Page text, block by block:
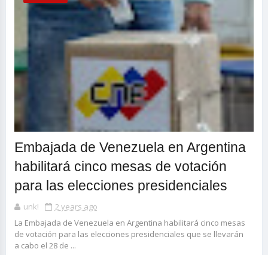
Embajada de Venezuela en Argentina
habilitará cinco mesas de votación
para las elecciones presidenciales
unk!
2 years ago
La Embajada de Venezuela en Argentina habilitará cinco mesas
de votación para las elecciones presidenciales que se llevarán
a cabo el 28 de ...